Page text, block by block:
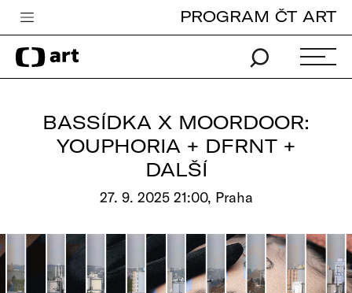
Česká televize
Zpravodajství
iVysílání
edu
Vše o ČT
PROGRAM ČT ART
BASSÍDKA X MOORDOOR:
YOUPHORIA + DFRNT +
DALŠÍ
27. 9. 2025 21:00, Praha